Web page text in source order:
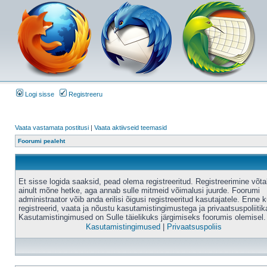
Logi sisse Registreeru
Vaata vastamata postitusi | Vaata aktiivseid teemasid
Foorumi pealeht
Et sisse logida saaksid, pead olema registreeritud. Registreerimine
ainult mõne hetke, aga annab sulle mitmeid võimalusi juurde. Foorumi
administraator võib anda erilisi õigusi registreeritud kasutajatele. Enne
registreerid, vaata ja nõustu kasutamistingimustega ja
Kasutamistingimused on Sulle täielikuks järgimiseks foorumis olemisel.
Kasutamistingimused
Privaatsuspoliis